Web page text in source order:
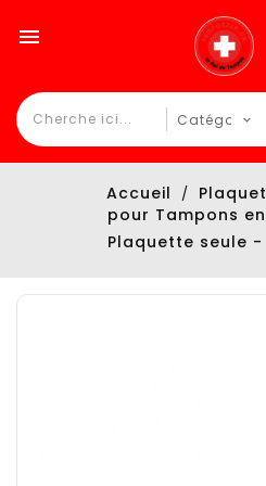

Accueil
pour Tampons
Plaquette seule